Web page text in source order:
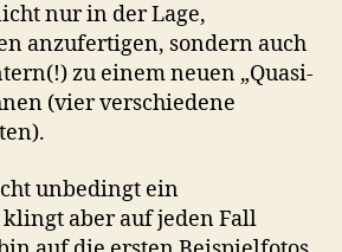
nur in der Lage,
anzufertigen, sondern auch
zu einem neuen „Quasi-
(vier verschiedene
unbedingt ein
aber auf jeden Fall